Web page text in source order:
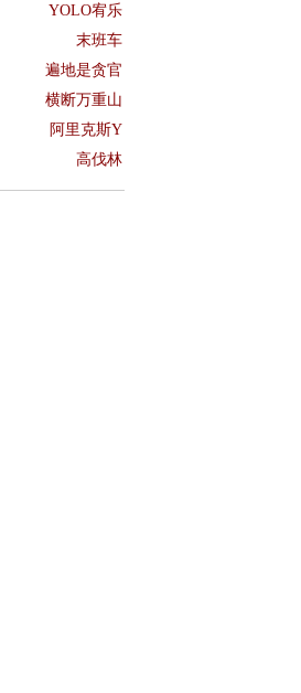
YOLO宥乐
末班车
遍地是贪官
横断万重山
阿里克斯Y
高伐林